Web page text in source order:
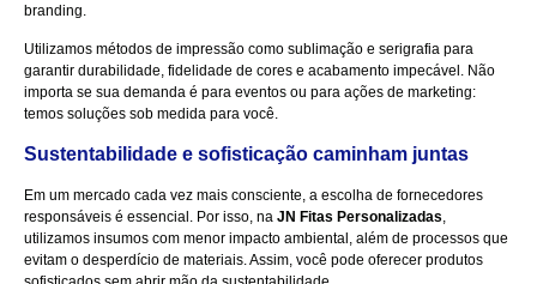
branding.
Utilizamos métodos de impressão como sublimação e serigrafia para
garantir durabilidade, fidelidade de cores e acabamento impecável. Não
importa se sua demanda é para eventos ou para ações de marketing:
temos soluções sob medida para você.
Sustentabilidade e sofisticação caminham juntas
Em um mercado cada vez mais consciente, a escolha de fornecedores
responsáveis é essencial. Por isso, na JN Fitas Personalizadas
utilizamos insumos com menor impacto ambiental, além de processos que
evitam o desperdício de materiais. Assim, você pode oferecer produtos